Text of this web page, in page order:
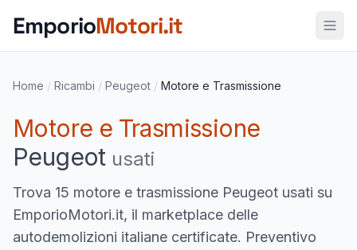
EmporioMotori.it
Home / Ricambi / Peugeot / Motore e Trasmissione
Motore e Trasmissione
Peugeot usati
Trova 15 motore e trasmissione Peugeot usati su
EmporioMotori.it, il marketplace delle
autodemolizioni italiane certificate. Preventivo